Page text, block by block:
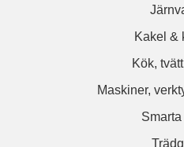
Kakel &
Kök,
Maskiner,